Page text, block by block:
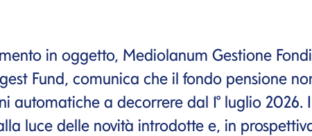
in oggetto, Mediolanum Gestione Fondi
Fund, comunica che il fondo pensione
a decorrere dal 1° luglio 2026.
luce delle novità introdotte e, in